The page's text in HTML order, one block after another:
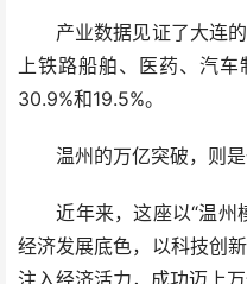
产业数据见证了大连的
上铁路船舶、医药、汽车
30.9%和19.5%。
温州的万亿突破，则是
近年来，这座以“温州
经济发展底色，以科技创